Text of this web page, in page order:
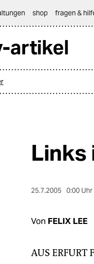
shop fragen &
artikel
Links
25.7.2005 0:00 Uhr
Von FELIX LEE
AUS ERFURT